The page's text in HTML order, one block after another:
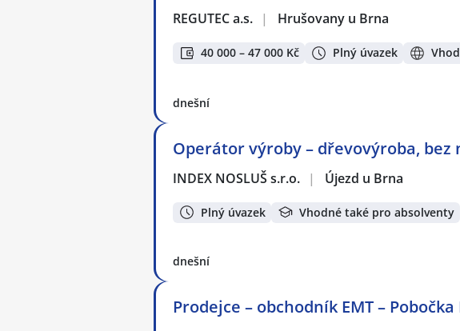
REGUTEC a.s. | Hrušovany u Brna
40 000 – 47 000 Kč Plný úvazek
dnešní
Operátor výroby – dřevovýroba, bez
INDEX NOSLUŠ s.r.o. | Újezd u Brna
Plný úvazek Vhodné také pro absolventy
dnešní
Prodejce – obchodník EMT –